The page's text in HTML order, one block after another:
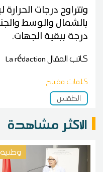
درجة ببقية الجهات.
كاتب المقالLa rédaction
كلمات مفتاح
الطقس
الاكثر مشاهدة
وطنية